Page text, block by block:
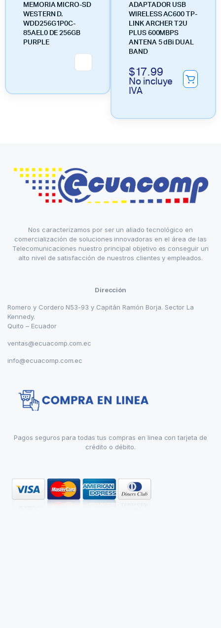
MEMORIA MICRO-SD
WESTERN D.
WDD256G1P0C-
85AEL0 DE 256GB
PURPLE
ADAPTADOR USB
WIRELESS AC600 TP-
LINK ARCHER T2U
PLUS 600MBPS
ANTENA 5 dBi DUAL
BAND
$17.99
No incluye
IVA
Nos caracterizamos por ser un aliado tecnológico en
comercialización de soluciones innovadoras en el área de las
Telecomunicaciones nuestro principal objetivo es conseguir un
alto nivel de satisfacción de nuestros clientes y empleados.
Dirección
Romero y Cordero N53-93 y Capitán Ramón Borja. Sector La
Kennedy.
Quito – Ecuador
ventas@ecuacomp.com.ec
info@ecuacomp.com.ec
Pagos seguros para todas tus compras en linea con tarjeta de
crédito o débito.